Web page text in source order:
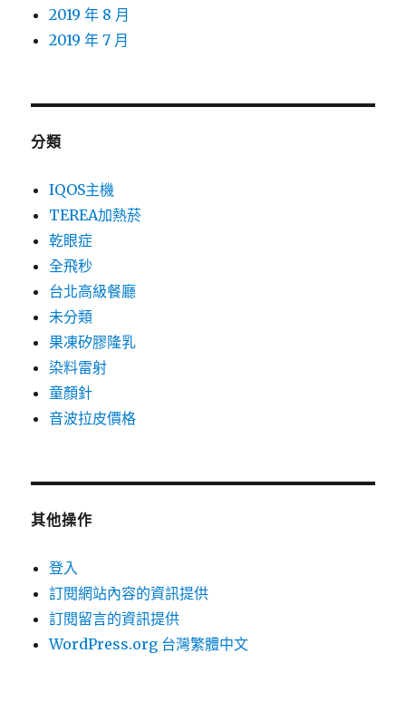
2019 年 8 月
2019 年 7 月
分類
IQOS主機
TEREA加熱菸
乾眼症
全飛秒
台北高級餐廳
未分類
果凍矽膠隆乳
染料雷射
童顏針
音波拉皮價格
其他操作
登入
訂閱網站內容的資訊提供
訂閱留言的資訊提供
WordPress.org 台灣繁體中文